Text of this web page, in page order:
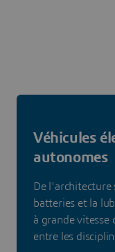
Véhicules
autonomes
De l'architecture
batteries et la
à grande vitesse
entre les